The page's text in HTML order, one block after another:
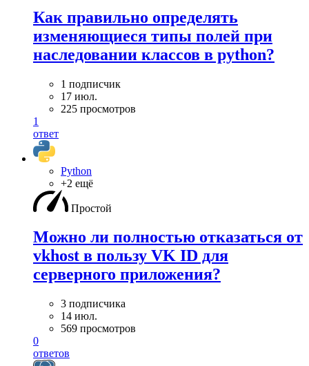
Как правильно определять
изменяющиеся типы полей при
наследовании классов в python?
1 подписчик
17 июл.
225 просмотров
1
ответ
Python
+2 ещё
Простой
Можно ли полностью отказаться от
vkhost в пользу VK ID для
серверного приложения?
3 подписчика
14 июл.
569 просмотров
0
ответов